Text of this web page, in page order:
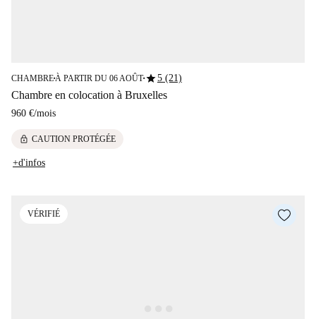
CHAMBRE■À PARTIR DU 06 AOÛT■star5 (21)
Chambre en colocation à Bruxelles
960 €/mois
lock CAUTION PROTÉGÉE
+d'infos
VÉRIFIÉ